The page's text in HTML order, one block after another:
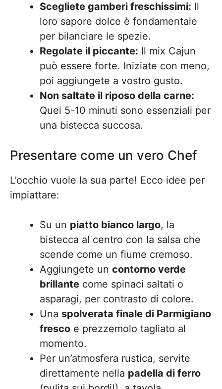
Scegliete gamberi freschissimi: Il
loro sapore dolce è fondamentale
per bilanciare le spezie.
Regolate il piccante: Il mix Cajun
può essere forte. Iniziate con meno,
poi aggiungete a vostro gusto.
Non saltate il riposo della carne:
Quei 5-10 minuti sono essenziali per
una bistecca succosa.
Presentare come un vero Chef
L’occhio vuole la sua parte! Ecco idee per
impiattare:
Su un piatto bianco largo, la
bistecca al centro con la salsa che
scende come un fiume cremoso.
Aggiungete un contorno verde
brillante come spinaci saltati o
asparagi, per contrasto di colore.
Una spolverata finale di Parmigiano
fresco e prezzemolo tagliato al
momento.
Per un’atmosfera rustica, servite
direttamente nella padella di ferro